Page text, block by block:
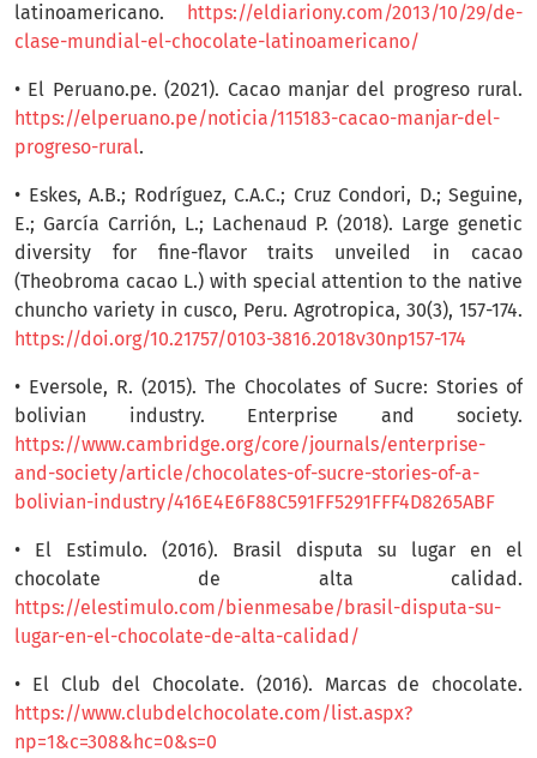
latinoamericano.
https://eldiariony.com/2013/10/29/de-
clase-mundial-el-chocolate-latinoamericano/
• El Peruano.pe. (2021). Cacao manjar del progreso rural.
https://elperuano.pe/noticia/115183-cacao-manjar-del-
progreso-rural.
• Eskes, A.B.; Rodríguez, C.A.C.; Cruz Condori, D.; Seguine,
E.; García Carrión, L.; Lachenaud P. (2018). Large genetic
diversity for fine-flavor traits unveiled in cacao
(Theobroma cacao L.) with special attention to the native
chuncho variety in cusco, Peru. Agrotropica, 30(3), 157-174.
https://doi.org/10.21757/0103-3816.2018v30np157-174
• Eversole, R. (2015). The Chocolates of Sucre: Stories of
bolivian industry. Enterprise and society.
https://www.cambridge.org/core/journals/enterprise-
and-society/article/chocolates-of-sucre-stories-of-a-
bolivian-industry/416E4E6F88C591FF5291FFF4D8265ABF
• El Estimulo. (2016). Brasil disputa su lugar en el
chocolate de alta calidad.
https://elestimulo.com/bienmesabe/brasil-disputa-su-
lugar-en-el-chocolate-de-alta-calidad/
• El Club del Chocolate. (2016). Marcas de chocolate.
https://www.clubdelchocolate.com/list.aspx?
np=1&c=308&hc=0&s=0